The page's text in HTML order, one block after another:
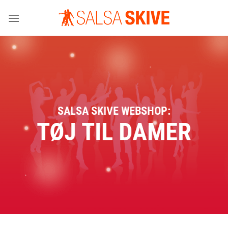
SALSA SKIVE WEBSHOP:
TØJ TIL DAMER